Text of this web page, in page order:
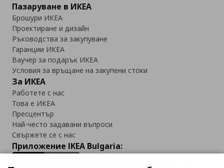
Пазаруване в ИКЕА
Брошури ИКЕА
Проектиране и дизайн
Ръководства за закупуване
Гаранции ИКЕА
Ваучер за подарък ИКЕА
Условия за връщане на закупени стоки
За ИКЕА
Работете с нас
Това е ИКЕА
Пресцентър
Най-често задавани въпроси
Свържете се с нас
Приложение IKEA Bulgaria: